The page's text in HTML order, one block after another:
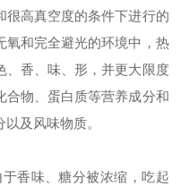
高真空度的条件下进行的
氧和完全避光的环境中，热
、香、味、形，并更大限度
合物、蛋白质等营养成分和
及风味物质。
香味、糖分被浓缩，吃起